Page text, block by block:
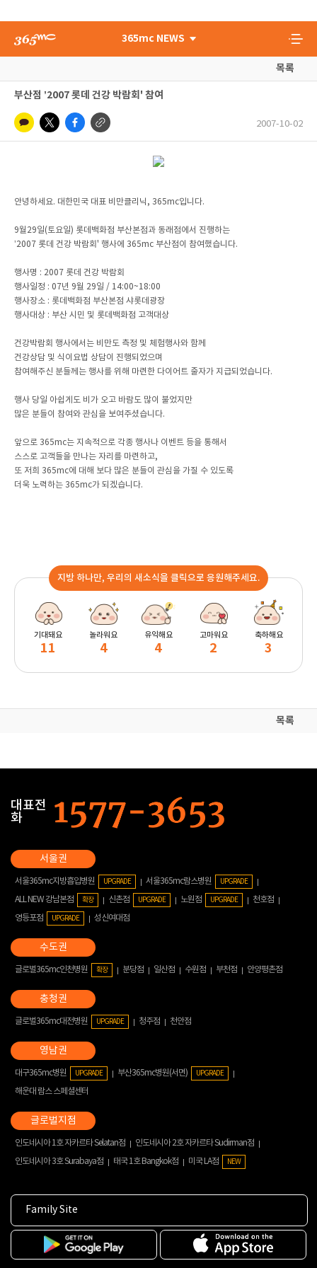
365mc NEWS
목록
부산점 ’2007 롯데 건강 박람회' 참여
2007-10-02
안녕하세요. 대한민국 대표 비만클리닉, 365mc입니다.
9월29일(토요일) 롯데백화점 부산본점과 동래점에서 진행하는
’2007 롯데 건강 박람회' 행사에 365mc 부산점이 참여했습니다.
행사명 : 2007 롯데 건강 박람회
행사일정 : 07년 9월 29일 / 14:00~18:00
행사장소 : 롯데백화점 부산본점 샤롯데광장
행사대상 : 부산 시민 및 롯데백화점 고객대상
건강박람회 행사에서는 비만도 측정 및 체험행사와 함께
건강상담 및 식이요법 상담이 진행되었으며
참여해주신 분들께는 행사를 위해 마련한 다이어트 줄자가 지급되었습니다.
행사 당일 아쉽게도 비가 오고 바람도 많이 불었지만
많은 분들이 참여와 관심을 보여주셨습니다.
앞으로 365mc는 지속적으로 각종 행사나 이벤트 등을 통해서
스스로 고객들을 만나는 자리를 마련하고,
또 저희 365mc에 대해 보다 많은 분들이 관심을 가질 수 있도록
더욱 노력하는 365mc가 되겠습니다.
지방 하나만, 우리의 새소식을 클릭으로 응원해주세요.
기대돼요
11
놀라워요
4
유익해요
4
고마워요
2
축하해요
3
목록
대표전
화
서울365mc지방흡입병원 UPGRADE 서울365mc람스병원 UPGRADE
ALL NEW 강남본점 확장 신촌점 UPGRADE 노원점 UPGRADE
천호점
영등포점
UPGRADE 성신여대점
글로벌365mc인천병원 확장 분당점 일산점 수원점 부천점 안양평촌점
글로벌365mc대전병원 UPGRADE 청주점 천안점
대구365mc병원 UPGRADE 부산365mc병원(서면) UPGRADE
해운대 람스 스페셜센터
인도네시아 1호 자카르타 Selatan점
인도네시아 2호 자카르타 Sudirman점
인도네시아 3호 Surabaya점
태국 1호 Bangkok점 미국 LA점 NEW
Family Site